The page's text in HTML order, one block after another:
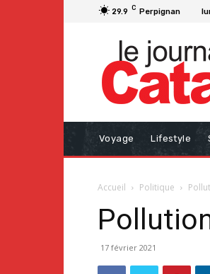
29.9 C Perpignan
Voyage Lifestyle
Accueil Politique
17 février 2021